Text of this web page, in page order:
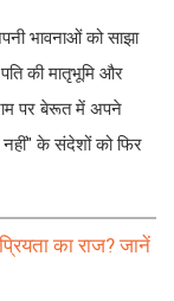
भावनाओं को साझा
की मातृभूमि और
पर बेरूत में अपने
नहीं" के संदेशों को फिर
का राज? जानें